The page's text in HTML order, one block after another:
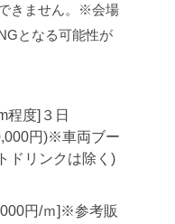
きません。
※会場
となる可能性が
程度]３日
円)※車両ブー
ドリンクは除く)
円/ｍ]※参考販